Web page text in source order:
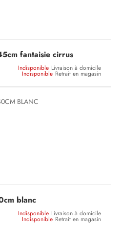
fantaisie cirrus
Indisponible Livraison à domicile
Indisponible Retrait en magasin
blanc
Indisponible Livraison à domicile
Indisponible Retrait en magasin